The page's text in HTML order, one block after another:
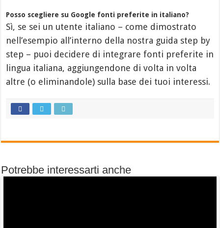
Posso scegliere su Google fonti preferite in italiano?
Sì, se sei un utente italiano – come dimostrato
nell’esempio all’interno della nostra guida step by
step – puoi decidere di integrare fonti preferite in
lingua italiana, aggiungendone di volta in volta
altre (o eliminandole) sulla base dei tuoi interessi.
Potrebbe interessarti anche